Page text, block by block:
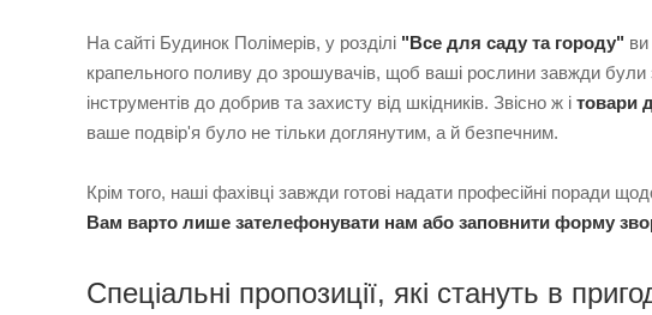
На сайті Будинок Полімерів, у розділі "Все для саду та городу"
крапельного поливу до зрошувачів, щоб ваші рослини завжди
інструментів до добрив та захисту від шкідників. Звісно ж і товари
ваше подвір'я було не тільки доглянутим, а й безпечним.
Крім того, наші фахівці завжди готові надати професійні поради
Вам варто лише зателефонувати нам або заповнити форму
Спеціальні пропозиції, які стануть в